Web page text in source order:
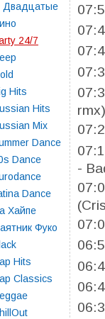
Двадцатые
24/7
Hits
Hits
Mix
Dance
Dance
Dance
Хайпе
Фуко
Hits
Classics
rmx)
-